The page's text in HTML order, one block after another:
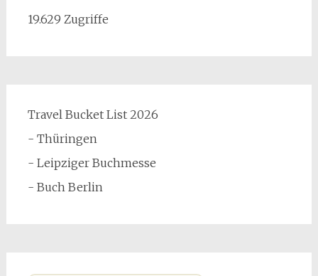
19.629 Zugriffe
Travel Bucket List 2026
- Thüringen
- Leipziger Buchmesse
- Buch Berlin